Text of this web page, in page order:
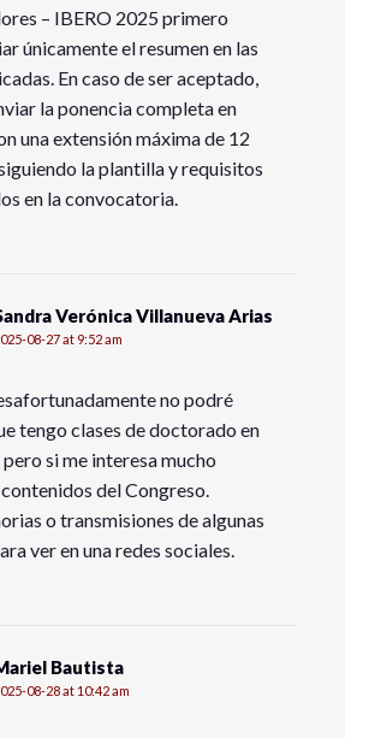
– IBERO 2025 primero
únicamente el resumen en las
En caso de ser aceptado,
la ponencia completa en
una extensión máxima de 12
la plantilla y requisitos
en la convocatoria.
Verónica Villanueva Arias
08-27 at 9:52 am
no podré
tengo clases de doctorado en
pero si me interesa mucho
del Congreso.
o transmisiones de algunas
ver en una redes sociales.
Bautista
08-28 at 10:42 am